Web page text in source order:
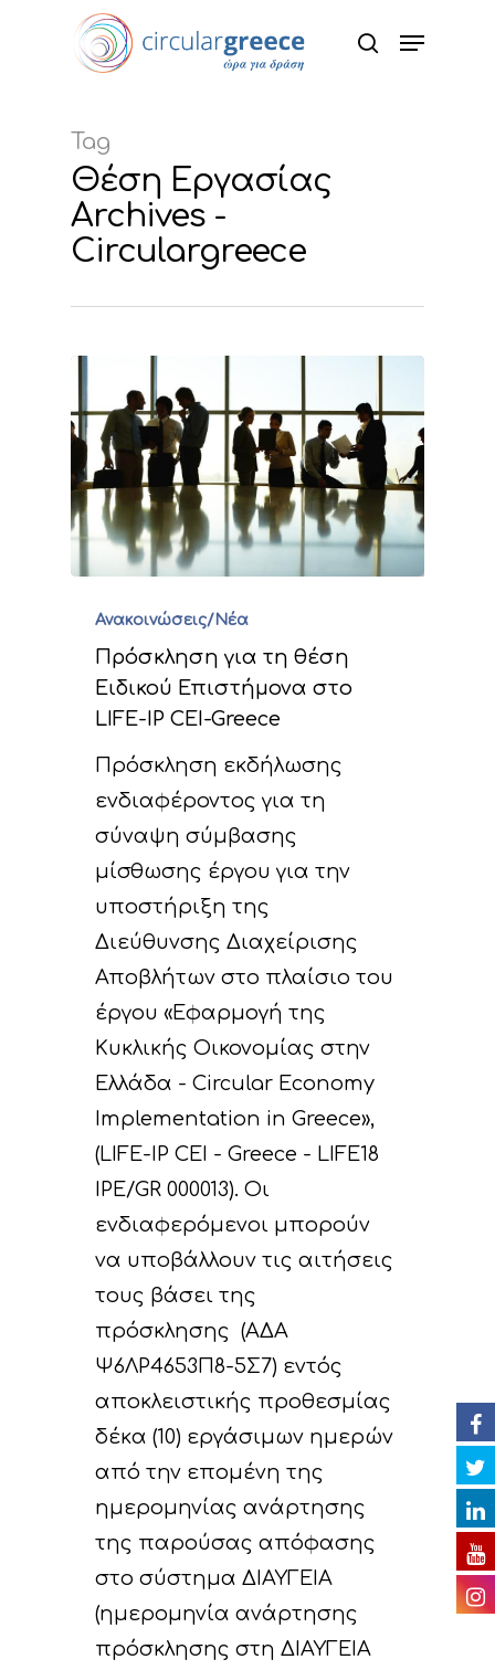
Tag
Θέση Εργασίας
Archives -
Circulargreece
Ανακοινώσεις/Νέα
Πρόσκληση για τη θέση
Ειδικού Επιστήμονα στο
LIFE-IP CEI-Greece
Πρόσκληση εκδήλωσης
ενδιαφέροντος για τη
σύναψη σύμβασης
μίσθωσης έργου για την
υποστήριξη της
Διεύθυνσης Διαχείρισης
Αποβλήτων στο πλαίσιο του
έργου «Εφαρμογή της
Κυκλικής Οικονομίας στην
Ελλάδα - Circular Economy
Implementation in Greece»,
(LIFE-IP CEI - Greece - LIFE18
IPE/GR 000013). Οι
ενδιαφερόμενοι μπορούν
να υποβάλλουν τις αιτήσεις
τους βάσει της
πρόσκλησης (ΑΔΑ
Ψ6ΛΡ4653Π8-5Σ7) εντός
αποκλειστικής προθεσμίας
δέκα (10) εργάσιμων ημερών
από την επομένη της
ημερομηνίας ανάρτησης
της παρούσας απόφασης
στο σύστημα ΔΙΑΥΓΕΙΑ
(ημερομηνία ανάρτησης
πρόσκλησης στη ΔΙΑΥΓΕΙΑ
Έργο
Στόχοι
A.
Παρακολούθησης
επιπτώσεων του
E. Δράσεις
Ευαισθητοποίησης
διάχυσης των
αποτελεσμάτων
F. Δράσεις
Κυκλική
Δελτία Τύπου
Newsletter
Εκδηλώσεις
Ημερολόγιο
Βιβλιοθήκη
Φωτογραφίες
Παρουσιάσεις
Ραδιοφωνικά spots
Άλλα
Επικοινωνία